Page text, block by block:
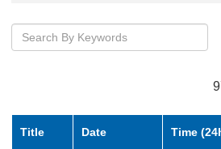
Title Date Time